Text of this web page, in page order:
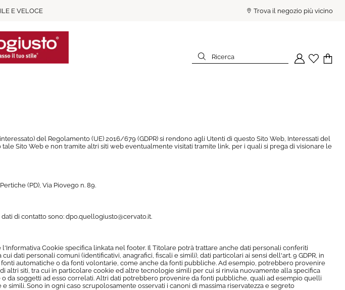
E VELOCE PAGA IN 3 RATE SENZA
Trova il negozio più vicino
Ricerca
Il tuo account
Wishlist
Il tuo
del Regolamento (UE) 2016/679 (GDPR) si rendono agli Utenti di questo Sito Web, Interessati del
Sito Web e non tramite altri siti web eventualmente visitati tramite link, per i quali si prega di visionare le
(PD), Via Piovego n. 89.
di contatto sono: dpo.quellogiusto@cervato.it.
Cookie specifica linkata nel footer. Il Titolare potrà trattare anche dati personali conferiti
personali comuni (identificativi, anagrafici, fiscali e simili), dati particolari ai sensi dell'art. 9 GDPR, in
automatiche o da fonti volontarie, come anche da fonti pubbliche. Ad esempio, potrebbero provenire
siti, tra cui in particolare cookie ed altre tecnologie simili per cui si rinvia nuovamente alla specifica
soggetti ad esso correlati. Altri dati potrebbero provenire da fonti pubbliche, quali ad esempio quelli
Sono in ogni caso scrupolosamente osservati i canoni di massima riservatezza e segreto